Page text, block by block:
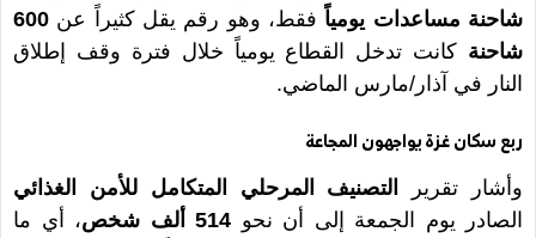
شاحنة مساعدات يومياً فقط، وهو رقم يقل كثيراً عن 600
شاحنة كانت تدخل القطاع يومياً خلال فترة وقف إطلاق
النار في آذار/مارس الماضي.
ربع سكان غزة يواجهون المجاعة
وأشار تقرير
التصنيف المرحلي المتكامل للأمن الغذائي
الصادر يوم الجمعة إلى أن نحو 514 ألف شخص
، أي ما